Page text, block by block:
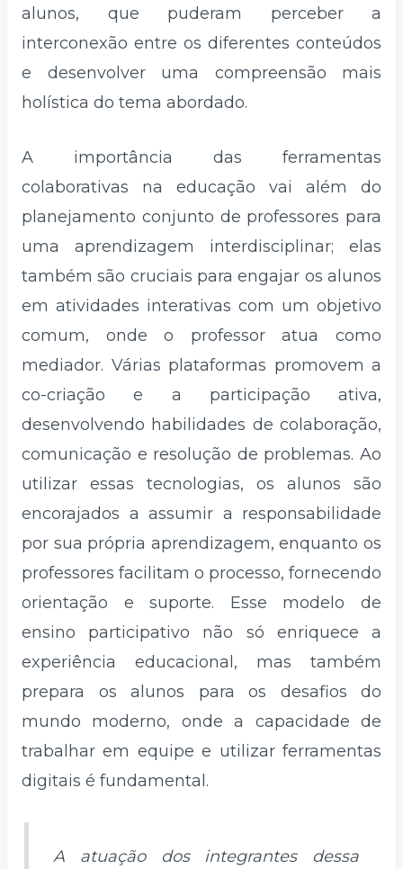
alunos, que puderam perceber a
interconexão entre os diferentes conteúdos
e desenvolver uma compreensão mais
holística do tema abordado.
A importância das ferramentas
colaborativas na educação vai além do
planejamento conjunto de professores para
uma aprendizagem interdisciplinar; elas
também são cruciais para engajar os alunos
em atividades interativas com um objetivo
comum, onde o professor atua como
mediador. Várias plataformas promovem a
co-criação e a participação ativa,
desenvolvendo habilidades de colaboração,
comunicação e resolução de problemas. Ao
utilizar essas tecnologias, os alunos são
encorajados a assumir a responsabilidade
por sua própria aprendizagem, enquanto os
professores facilitam o processo, fornecendo
orientação e suporte. Esse modelo de
ensino participativo não só enriquece a
experiência educacional, mas também
prepara os alunos para os desafios do
mundo moderno, onde a capacidade de
trabalhar em equipe e utilizar ferramentas
digitais é fundamental.
A atuação dos integrantes dessa